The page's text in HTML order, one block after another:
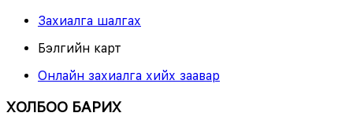
Захиалга шалгах
Бэлгийн карт
Онлайн захиалга хийх заавар
ХОЛБОО БАРИХ